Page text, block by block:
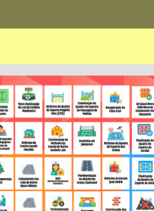
TRANSPARÊNCIA
LRF e Contas Públicas